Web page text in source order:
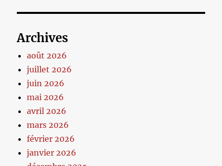
Archives
août 2026
juillet 2026
juin 2026
mai 2026
avril 2026
mars 2026
février 2026
janvier 2026